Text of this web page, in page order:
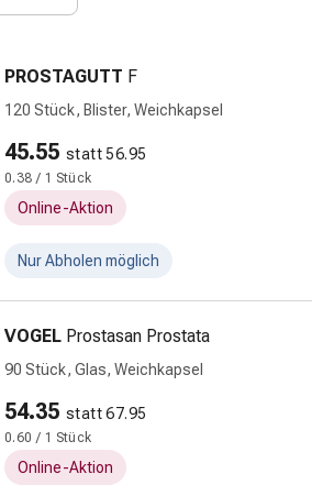
PROSTAGUTT F
120 Stück, Blister, Weichkapsel
45.55 statt 56.95
0.38 / 1 Stück
Online-Aktion
Nur Abholen möglich
VOGEL Prostasan Prostata
90 Stück, Glas, Weichkapsel
54.35 statt 67.95
0.60 / 1 Stück
Online-Aktion